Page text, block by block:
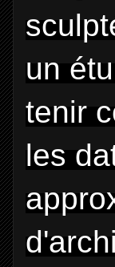
un
tenir
les